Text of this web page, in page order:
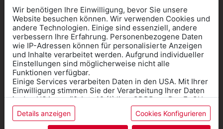
308255704 30870505
Wir benötigen Ihre Einwilligung, bevor Sie unsere
Website besuchen können. Wir verwenden Cookies und
andere Technologien. Einige sind essenziell, andere
verbessern Ihre Erfahrung. Personenbezogene Daten
wie IP-Adressen können für personalisierte Anzeigen
und Inhalte verarbeitet werden. Aufgrund individueller
Einstellungen sind möglicherweise nicht alle
Funktionen verfügbar.
Einige Services verarbeiten Daten in den USA. Mit Ihrer
Einwilligung stimmen Sie der Verarbeitung Ihrer Daten
in den USA gemäß Art. 49 (1) lit. a GDPR zu. Der EuGH
stuft die USA als Land mit unzureichendem Datenschutz
ein, und es besteht das Risiko, dass US-Behörden
Daten ohne Klagemöglichkeit für Europäer überwachen.
Details anzeigen Cookies Konfigurieren
Informationen wenn Sie
Kleidung
für die SCHULE
benötigen
Online Shop: Klick auf SCHULE in der
Kategorie und die richtige Schule auswählen.